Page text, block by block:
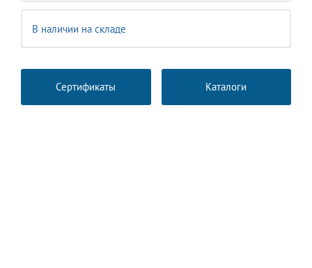
В наличии на складе
Сертификаты Каталоги